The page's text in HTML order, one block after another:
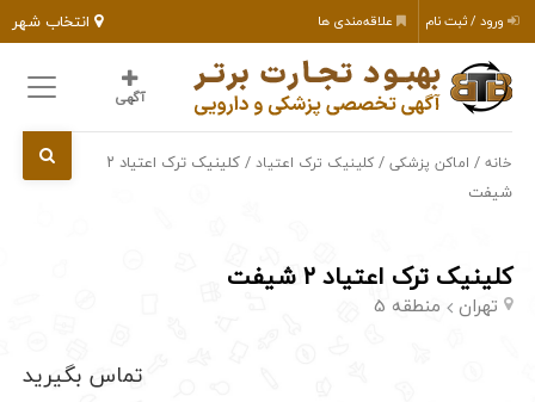
انتخاب شهر ورود / ثبت نام علاقه‌مندی ها
آگهی
خانه / اماکن پزشکی /کلینیک ترک اعتیاد
/ کلینیک ترک اعتیاد ۲
شیفت
کلینیک ترک اعتیاد ۲ شیفت
تهران منطقه 5
تماس بگیرید